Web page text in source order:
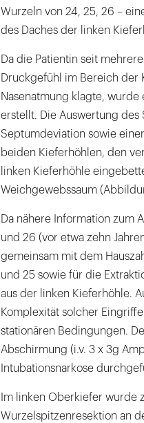
Wurzeln von 24, 25, 26 –
des Daches der linken
Da die Patientin seit
Druckgefühl im Bereich der
Nasenatmung klagte,
erstellt. Die Auswertung
Septumdeviation sowie
beiden Kieferhöhlen, den
linken Kieferhöhle
Weichgewebssaum
Da nähere Information zum
und 26 (vor etwa zehn
gemeinsam mit dem
und 25 sowie für die
aus der linken Kieferhöhle.
Komplexität solcher
stationären Bedingungen.
Abschirmung (i.v. 3 x 3g
Intubationsnarkose
Im linken Oberkiefer wurde
Wurzelspitzenresektion an